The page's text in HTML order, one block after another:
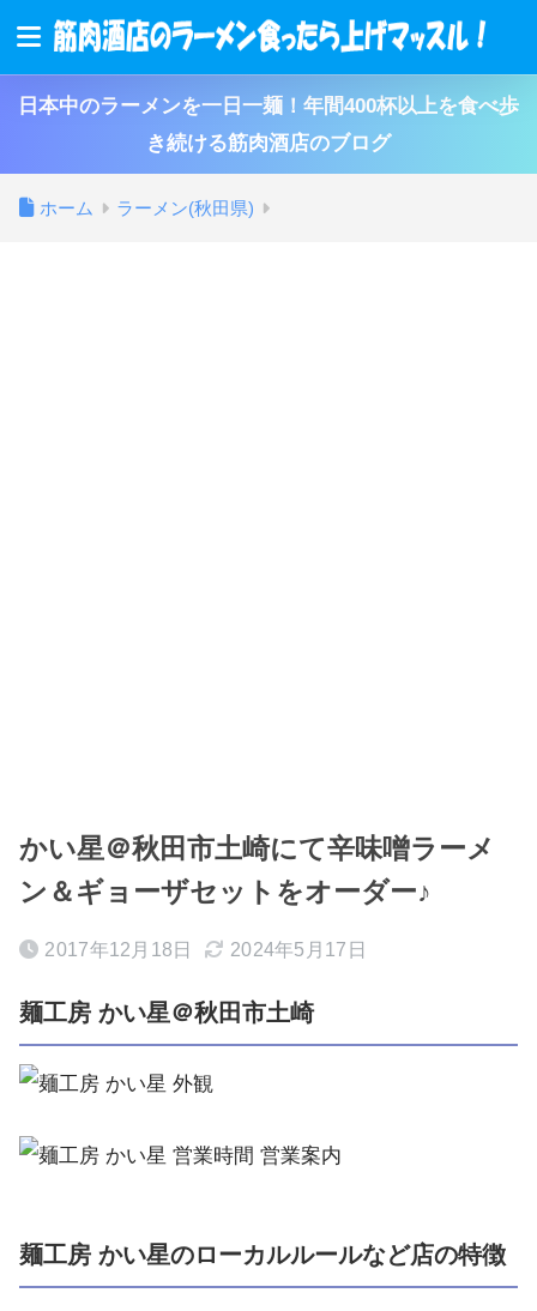
日本中のラーメンを一日一麺！年間400杯以上を食べ歩
き続ける筋肉酒店のブログ
ホーム ラーメン(秋田県)
かい星＠秋田市土崎にて辛味噌ラーメ
ン＆ギョーザセットをオーダー♪
2017年12月18日 2024年5月17日
麺工房 かい星＠秋田市土崎
麺工房 かい星のローカルルールなど店の特徴